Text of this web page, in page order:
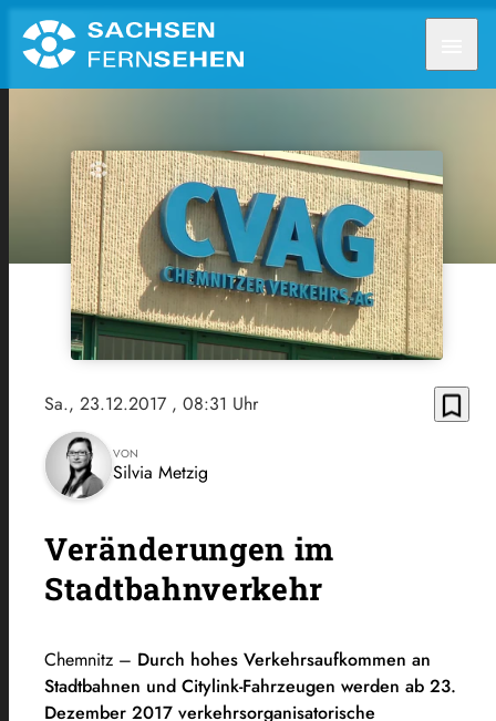
Sa., 23.12.2017 , 08:31 Uhr bookmark_border
VON
Silvia Metzig
Veränderungen im
Stadtbahnverkehr
Chemnitz – Durch hohes Verkehrsaufkommen an
Stadtbahnen und Citylink-Fahrzeugen werden ab 23.
Dezember 2017 verkehrsorganisatorische